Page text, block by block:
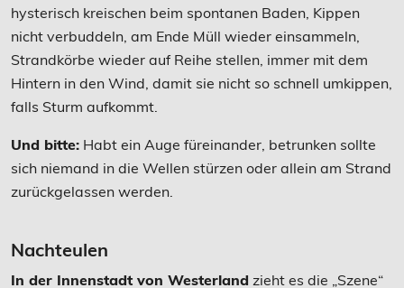
hysterisch kreischen beim spontanen Baden, Kippen
nicht verbuddeln, am Ende Müll wieder einsammeln,
Strandkörbe wieder auf Reihe stellen, immer mit dem
Hintern in den Wind, damit sie nicht so schnell umkippen,
falls Sturm aufkommt.
Und bitte: Habt ein Auge füreinander, betrunken sollte
sich niemand in die Wellen stürzen oder allein am Strand
zurückgelassen werden.
Nachteulen
In der Innenstadt von Westerland zieht es die „Szene“